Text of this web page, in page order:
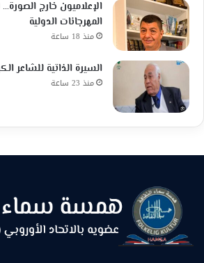
الإعلاميون خارج
المهرجانات الدولية
منذ 18 ساعة
السيرة الذاتية للشاعر
منذ 23 ساعة